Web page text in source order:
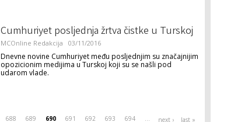
Cumhuriyet posljednja žrtva čistke u Turskoj
MCOnline Redakcija 03/11/2016
Dnevne novine Cumhuriyet među posljednjim su značajnijim
opozicionim medijima u Turskoj koji su se našli pod
udarom vlade.
688 689 690 691 692 693 694 … next › last »